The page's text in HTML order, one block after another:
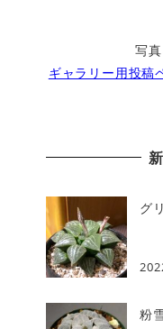
写
ギャラリー用投稿
グ
粉